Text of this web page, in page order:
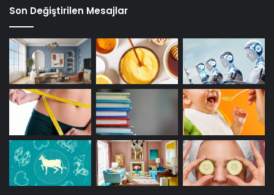
Son Değiştirilen Mesajlar